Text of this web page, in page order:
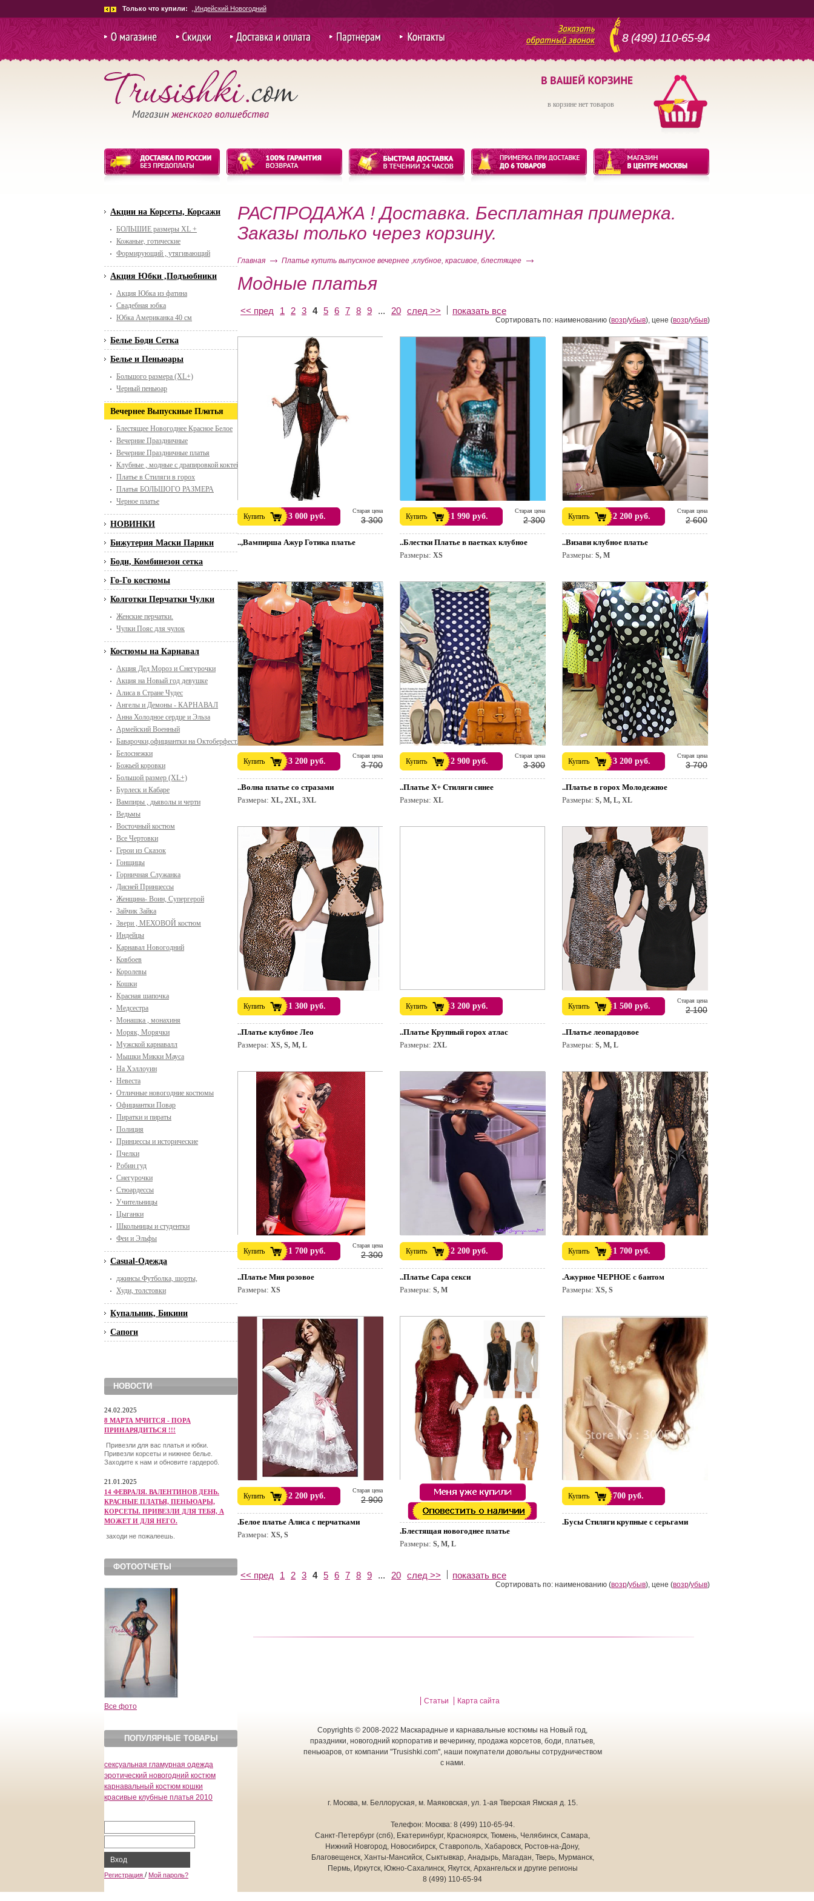
в корзине нет товаров
О магазине
Скидки и
акции
Доставка и оплата
Партнерам
для покупки
оптом
Контакты 8 (499) 110-65-94
Акции на Корсеты, Корсажи
БОЛЬШИЕ размеры XL +
Кожаные, готические
Формирующий , утягивающий
Акция Юбки ,Подъюбники
Акция Юбка из фатина
Свадебная юбка
Юбка Американка 40 см
Белье Боди Сетка
Белье и Пеньюары
Большого размера (XL+)
Черный пеньюар
Вечернее Выпускные Платья
Блестящее Новогоднее Красное Белое
Вечерние Праздничные
Вечерние Праздничные платья
Клубные , модные с драпировкой коктейльные
Платье в Стиляги в горох
Платья БОЛЬШОГО РАЗМЕРА
Черное платье
НОВИНКИ
Бижутерия Маски Парики
Боди, Комбинезон сетка
Го-Го костюмы
Колготки Перчатки Чулки
Женские перчатки.
Чулки Пояс для чулок
Костюмы на Карнавал
Акция Дед Мороз и Снегурочки
Акция на Новый год девушке
Алиса в Стране Чудес
Ангелы и Демоны - КАРНАВАЛ
Анна Холодное сердце и Эльза
Армейский Военный
Баварочки,официантки на Октоберфест. Пивной праздник.
Белоснежки
Божьей коровки
Большой размер (XL+)
Бурлеск и Кабаре
Вампиры , дьяволы и черти
Ведьмы
Восточный костюм
Все Чертовки
Герои из Сказок
Гонщицы
Горничная Служанка
Дисней Принцессы
Женщина- Воин, Супергерой
Зайчик Зайка
Звери , МЕХОВОЙ костюм
Индейцы
Карнавал Новогодний
Ковбоев
Королевы
Кошки
Красная шапочка
Медсестра
Монашка , монахиня
Моряк, Морячки
Мужской карнавалл
Мышки Микки Мауса
На Хэллоуин
Невеста
Отличные новогодние костюмы
Официантки Повар
Пиратки и пираты
Полиция
Принцессы и исторические
Пчелки
Робин гуд
Снегурочки
Стюардессы
Учительницы
Цыганки
Школьницы и студентки
Феи и Эльфы
Casual-Одежда
джинсы.Футболка, шорты,
Худи, толстовки
Купальник, Бикини
Сапоги
НОВОСТИ
24.02.2025
8 МАРТА МЧИТСЯ - ПОРА
ПРИНАРЯДИТЬСЯ !!!
Привезли для вас платья и юбки.
Привезли корсеты и нижнее белье.
Заходите к нам и обновите гардероб.
21.01.2025
14 ФЕВРАЛЯ. ВАЛЕНТИНОВ ДЕНЬ.
КРАСНЫЕ ПЛАТЬЯ, ПЕНЬЮАРЫ,
КОРСЕТЫ. ПРИВЕЗЛИ ДЛЯ ТЕБЯ, А
МОЖЕТ И ДЛЯ НЕГО.
заходи не пожалеешь.
ФОТООТЧЕТЫ
Все фото
ПОПУЛЯРНЫЕ ТОВАРЫ
сексуальная гламурная одежда
эротический новогодний костюм
карнавальный костюм кошки
красивые клубные платья 2010
Вход
Регистрация / Мой пароль?
РАСПРОДАЖА ! Доставка. Бесплатная примерка.
Заказы только через корзину.
Главная Платье купить выпускное вечернее ,клубное, красивое, блестящее
Модные платья
<< пред 1 2 3 4 5 6 7 8 9 ... 20 след >> показать все
Сортировать по: наименованию (возр/убыв), цене (возр/убыв)
..,Вампирша Ажур Готика платье
Купить 3 000 руб.
Cтарая цена
3 300
..Блестки Платье в паетках клубное
Размеры: XS
Купить 1 990 руб.
Cтарая цена
2 300
..Визави клубное платье
Размеры: S, M
Купить 2 200 руб.
Cтарая цена
2 600
..Волна платье со стразами
Размеры: XL, 2XL, 3XL
Купить 3 200 руб.
Cтарая цена
3 700
..Платье X+ Стиляги синее
Размеры: XL
Купить 2 900 руб.
Cтарая цена
3 300
..Платье в горох Молодежное
Размеры: S, M, L, XL
Купить 3 200 руб.
Cтарая цена
3 700
..Платье клубное Лео
Размеры: XS, S, M, L
Купить 1 300 руб.
..Платье Крупный горох атлас
Размеры: 2XL
Купить 3 200 руб.
..Платье леопардовое
Размеры: S, M, L
Купить 1 500 руб.
Cтарая цена
2 100
..Платье Мия розовое
Размеры: XS
Купить 1 700 руб.
Cтарая цена
2 300
..Платье Сара секси
Размеры: S, M
Купить 2 200 руб.
.Ажурное ЧЕРНОЕ с бантом
Размеры: XS, S
Купить 1 700 руб.
.Белое платье Алиса с перчатками
Размеры: XS, S
Купить 2 200 руб.
Cтарая цена
2 900
.Блестящая новогоднее платье
Размеры: S, M, L
.Бусы Стиляги крупные с серьгами
Купить 700 руб.
<< пред 1 2 3 4 5 6 7 8 9 ... 20 след >> показать все
Сортировать по: наименованию (возр/убыв), цене (возр/убыв)
Только что купили: .Костюм Гладиатор женский S
Статьи Карта сайта
Copyrights © 2008-2022 Маскарадные и карнавальные костюмы на Новый год,
праздники, новогодний корпоратив и вечеринку, продажа корсетов, боди, платьев,
пеньюаров, от компании "Trusishki.com", наши покупатели довольны сотрудничеством
с нами.
г. Москва, м. Беллоруская, м. Маяковская, ул. 1-ая Тверская Ямская д. 15.
Телефон: Москва: 8 (499) 110-65-94.
Санкт-Петербург (спб), Екатеринбург, Красноярск, Тюмень, Челябинск, Самара,
Нижний Новгород, Новосибирск, Ставрополь, Хабаровск, Ростов-на-Дону,
Благовещенск, Ханты-Мансийск, Сыктывкар, Анадырь, Магадан, Тверь, Мурманск,
Пермь, Иркутск, Южно-Сахалинск, Якутск, Архангельск и другие регионы
8 (499) 110-65-94